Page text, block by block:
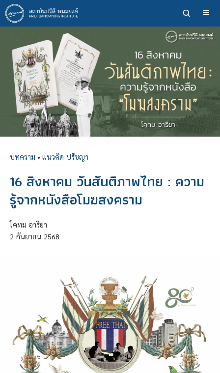
ข้าม
ไป
ยัง
หลัก
บทความ • แนวคิด-ปรัชญา
16 สิงหาคม วันสันติภาพไทย : ความ
รู้จากหนังสือโมฆสงคราม
โคทม อารียา
2 กันยายน 2568